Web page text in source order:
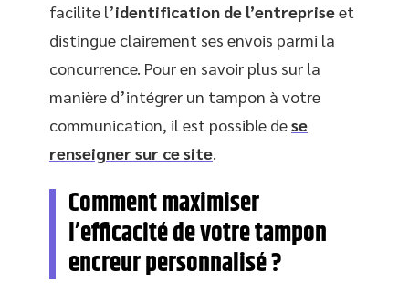
facilite l’identification de l’entrepriseet
distingue clairement ses envois parmi la
concurrence. Pour en savoir plus sur la
manière d’intégrer un tampon à votre
communication, il est possible dese
renseigner sur ce site.
Comment maximiser
l’efficacité de votre tampon
encreur personnalisé ?